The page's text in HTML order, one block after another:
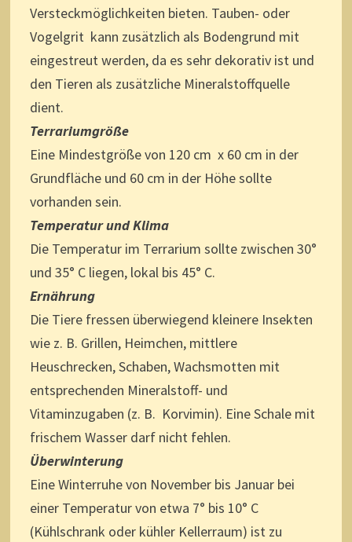
Versteckmöglichkeiten bieten. Tauben- oder
Vogelgrit kann zusätzlich als Bodengrund mit
eingestreut werden, da es sehr dekorativ ist und
den Tieren als zusätzliche Mineralstoffquelle
dient.
Terrariumgröße
Eine Mindestgröße von 120 cm x 60 cm in der
Grundfläche und 60 cm in der Höhe sollte
vorhanden sein.
Temperatur und Klima
Die Temperatur im Terrarium sollte zwischen 30°
und 35° C liegen, lokal bis 45° C.
Ernährung
Die Tiere fressen überwiegend kleinere Insekten
wie z. B. Grillen, Heimchen, mittlere
Heuschrecken, Schaben, Wachsmotten mit
entsprechenden Mineralstoff- und
Vitaminzugaben (z. B. Korvimin). Eine Schale mit
frischem Wasser darf nicht fehlen.
Überwinterung
Eine Winterruhe von November bis Januar bei
einer Temperatur von etwa 7° bis 10° C
(Kühlschrank oder kühler Kellerraum) ist zu